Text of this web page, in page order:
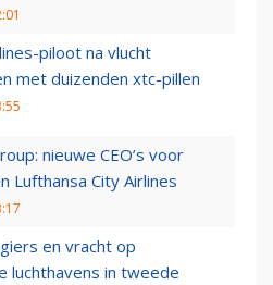
piloot na vlucht
met duizenden xtc-pillen
nieuwe CEO’s voor
Lufthansa City Airlines
en vracht op
luchthavens in tweede